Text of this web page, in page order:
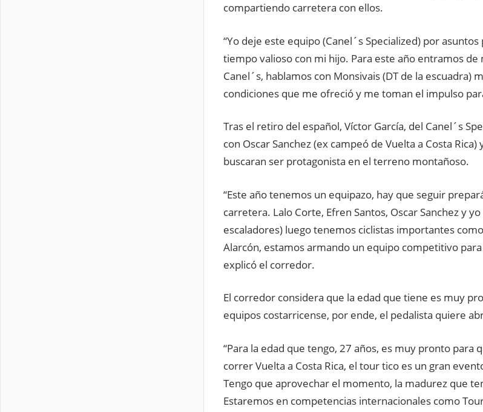
compartiendo carretera con ellos.
“Yo deje este equipo (Canel´s Specialized) por
tiempo valioso con mi hijo. Para este año entramos de
Canel´s, hablamos con Monsivais (DT de la escuadra)
condiciones que me ofreció y me toman el impulso
Tras el retiro del español, Víctor García, del Canel´s
con Oscar Sanchez (ex campeó de Vuelta a Costa
buscaran ser protagonista en el terreno montañoso.
“Este año tenemos un equipazo, hay que seguir
carretera. Lalo Corte, Efren Santos, Oscar Sanchez y
escaladores) luego tenemos ciclistas importantes
Alarcón, estamos armando un equipo competitivo
explicó el corredor.
El corredor considera que la edad que tiene es muy
equipos costarricense, por ende, el pedalista quiere
“Para la edad que tengo, 27 años, es muy pronto para
correr Vuelta a Costa Rica, el tour tico es un gran
Tengo que aprovechar el momento, la madurez que
Estaremos en competencias internacionales como